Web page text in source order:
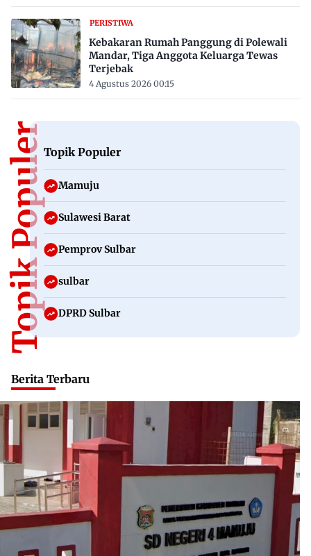
PERISTIWA
Kebakaran Rumah Panggung di Polewali
Mandar, Tiga Anggota Keluarga Tewas
Terjebak
4 Agustus 2026 00:15
Topik PopulerTopik Populer
Mamuju
Sulawesi Barat
Pemprov Sulbar
sulbar
DPRD Sulbar
Berita Terbaru